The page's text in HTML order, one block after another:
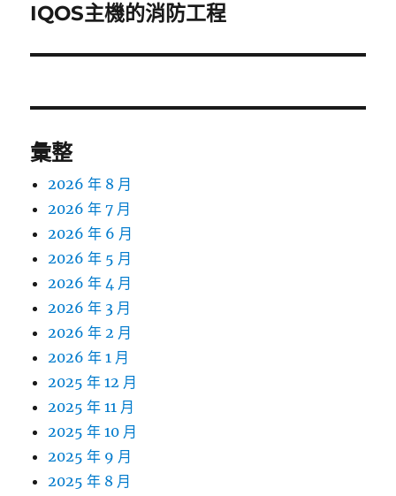
一
文
IQOS主機的消防工程
彙整
2026 年 8 月
2026 年 7 月
2026 年 6 月
2026 年 5 月
2026 年 4 月
2026 年 3 月
2026 年 2 月
2026 年 1 月
2025 年 12 月
2025 年 11 月
2025 年 10 月
2025 年 9 月
2025 年 8 月